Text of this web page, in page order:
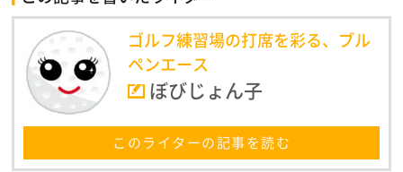
ゴルフ練習場の打席を彩る、ブル
ペンエース
ぼびじょん子
このライターの記事を読む